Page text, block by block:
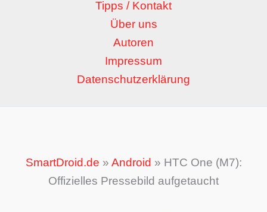
Tipps / Kontakt
Über uns
Autoren
Impressum
Datenschutzerklärung
SmartDroid.de » Android » HTC One (M7):
Offizielles Pressebild aufgetaucht